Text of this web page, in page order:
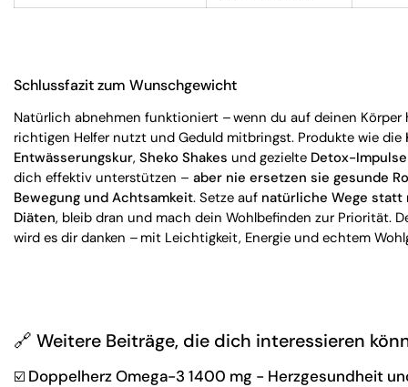
Schlussfazit zum Wunschgewicht
Natürlich abnehmen funktioniert – wenn du auf deinen Körper
richtigen Helfer nutzt und Geduld mitbringst. Produkte wie die
Entwässerungskur, Sheko Shakes und gezielte Detox-Impulse
dich effektiv unterstützen – aber nie ersetzen sie gesunde
Bewegung und Achtsamkeit. Setze auf natürliche Wege statt
Diäten, bleib dran und mach dein Wohlbefinden zur Priorität.
wird es dir danken – mit Leichtigkeit, Energie und echtem
🔗 Weitere Beiträge, die dich interessieren
☑️ Doppelherz Omega-3 1400 mg - Herzgesundheit